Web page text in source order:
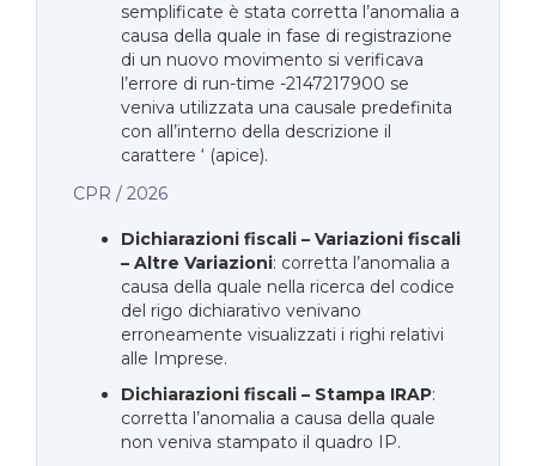
semplificate è stata corretta l’anomalia a
causa della quale in fase di registrazione
di un nuovo movimento si verificava
l’errore di run-time -2147217900 se
veniva utilizzata una causale predefinita
con all’interno della descrizione il
carattere ‘ (apice).
CPR / 2026
Dichiarazioni fiscali – Variazioni fiscali
– Altre Variazioni: corretta l’anomalia a
causa della quale nella ricerca del codice
del rigo dichiarativo venivano
erroneamente visualizzati i righi relativi
alle Imprese.
Dichiarazioni fiscali – Stampa IRAP:
corretta l’anomalia a causa della quale
non veniva stampato il quadro IP.